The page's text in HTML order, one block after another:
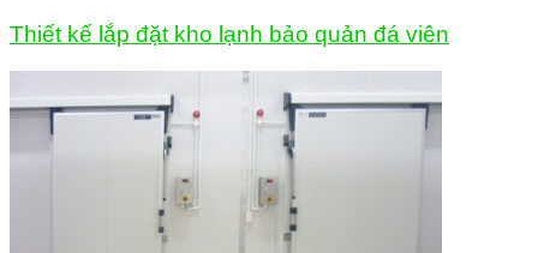
Thiết kế lắp đặt kho lạnh bảo quản đá viên